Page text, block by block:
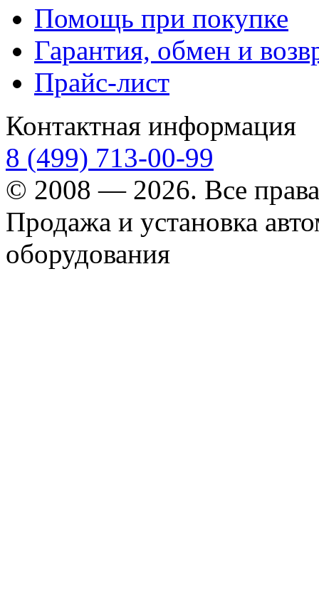
Помощь при покупке
Гарантия, обмен и
Прайс-лист
Контактная информация
8 (499) 713-00-99
© 2008 — 2026. Все
Продажа и установка
оборудования